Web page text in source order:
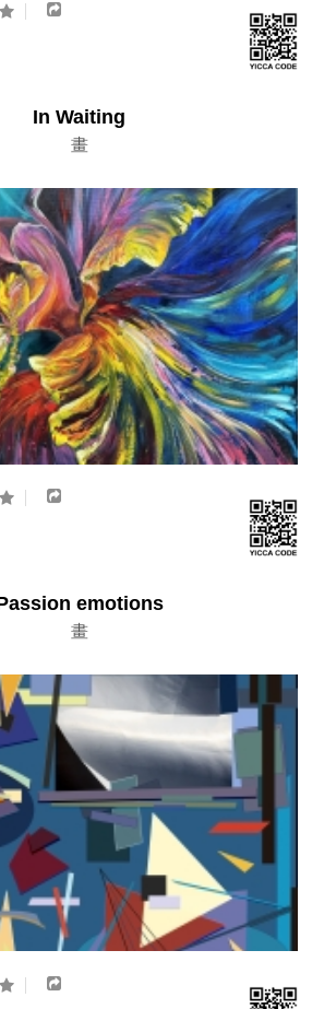
In Waiting
畫
emotions
畫